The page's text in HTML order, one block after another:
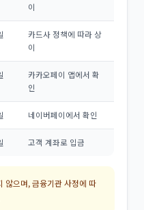
이
카드사 정책에 따라 상
이
카카오페이 앱에서 확
인
네이버페이에서 확인
고객 계좌로 입금
않으며, 금융기관 사정에 따